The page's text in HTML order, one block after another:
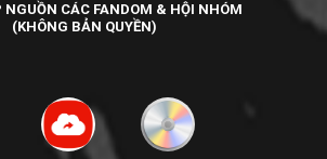
NGUỒN CÁC FANDOM & HỘI NHÓM
(KHÔNG BẢN QUYỀN)